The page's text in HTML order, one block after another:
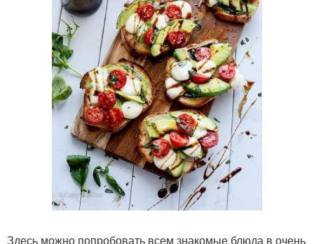
Здесь можно попробовать всем знакомые блюда в очень